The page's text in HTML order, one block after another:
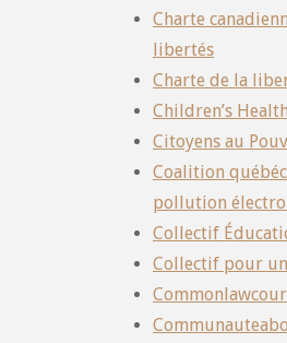
Charte
libertés
Charte de la
Children’s
Citoyens au
Coalition
pollution
Collectif
Collectif pour